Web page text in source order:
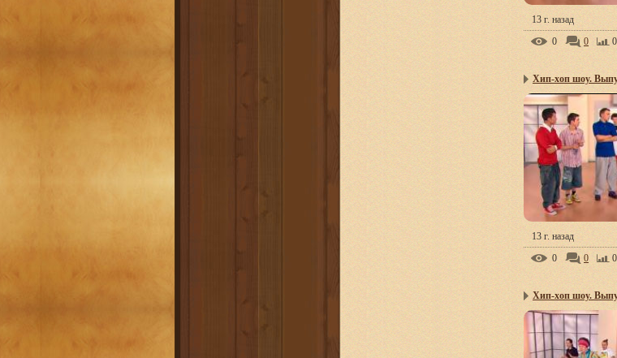
13 г. назад
0
0
Хип-хоп шоу.
13 г. назад
0
0
Хип-хоп шоу.